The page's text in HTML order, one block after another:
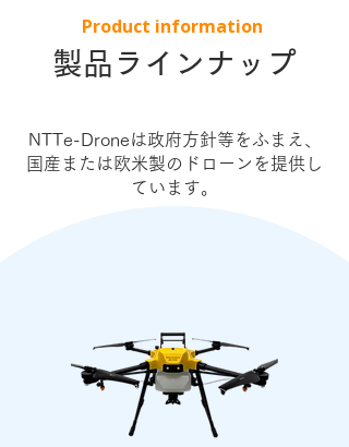
Product information
製品ラインナップ
NTTe-Droneは政府方針等をふまえ、
国産または欧米製のドローンを提供し
ています。